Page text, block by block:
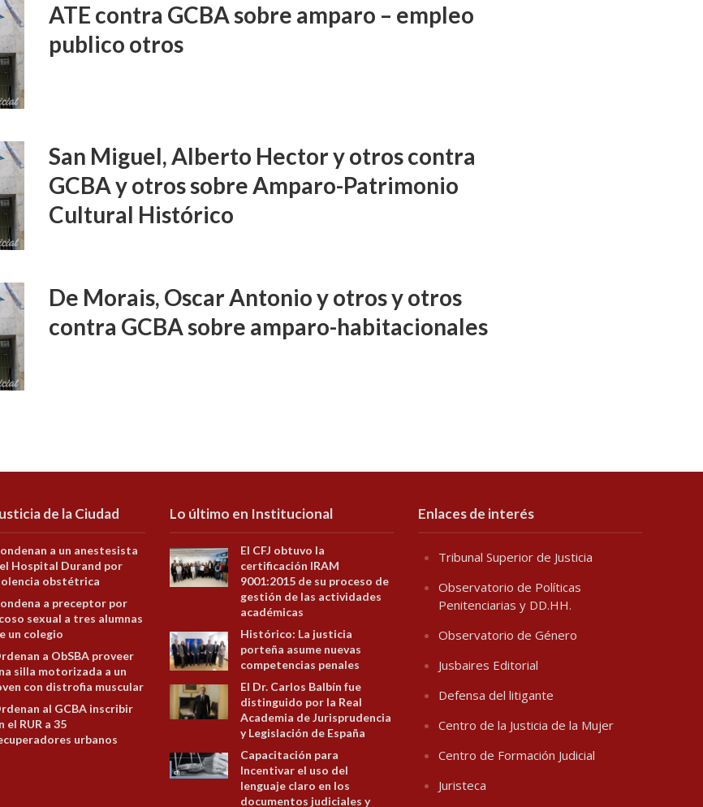
ATE contra GCBA sobre amparo – empleo
publico otros
San Miguel, Alberto Hector y otros contra
GCBA y otros sobre Amparo-Patrimonio
Cultural Histórico
De Morais, Oscar Antonio y otros y otros
contra GCBA sobre amparo-habitacionales
de la Ciudad
a un anestesista
Hospital Durand por
obstétrica
a preceptor por
sexual a tres alumnas
un colegio
a ObSBA proveer
silla motorizada a un
con distrofia muscular
al GCBA inscribir
el RUR a 35
urbanos
Lo último en Institucional
El CFJ obtuvo la
certificación IRAM
9001:2015 de su proceso de
gestión de las actividades
académicas
Histórico: La justicia
porteña asume nuevas
competencias penales
El Dr. Carlos Balbín fue
distinguido por la Real
Academia de Jurisprudencia
y Legislación de España
Capacitación para
Incentivar el uso del
lenguaje claro en los
documentos judiciales y
Enlaces de interés
Tribunal Superior de Justicia
Observatorio de Políticas
Penitenciarias y DD.HH.
Observatorio de Género
Jusbaires Editorial
Defensa del litigante
Centro de la Justicia de la Mujer
Centro de Formación Judicial
Juristeca